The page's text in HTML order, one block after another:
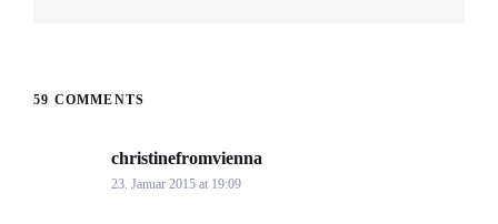
59 COMMENTS
christinefromvienna
23. Januar 2015 at 19:09